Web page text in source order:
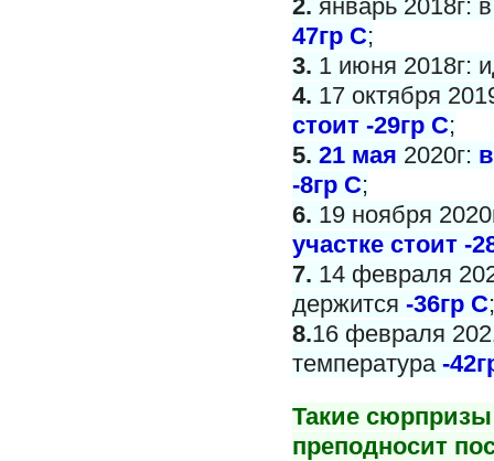
2. январь 2018г:
47гр С;
3. 1 июня 2018г:
4. 17 октября
стоит -29гр С;
5. 21 мая 2020г:
-8гр С;
6. 19 ноября
участке стоит -
7. 14 февраля
держится -36гр С;
8.16 февраля
температура -
Такие
преподносит